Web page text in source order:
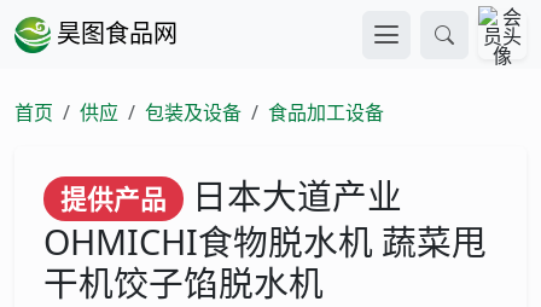
昊图食品网
首页 供应 包装及设备 食品加工设备
提供产品
日本大道产业
OHMICHI食物脱水机 蔬菜甩
干机饺子馅脱水机